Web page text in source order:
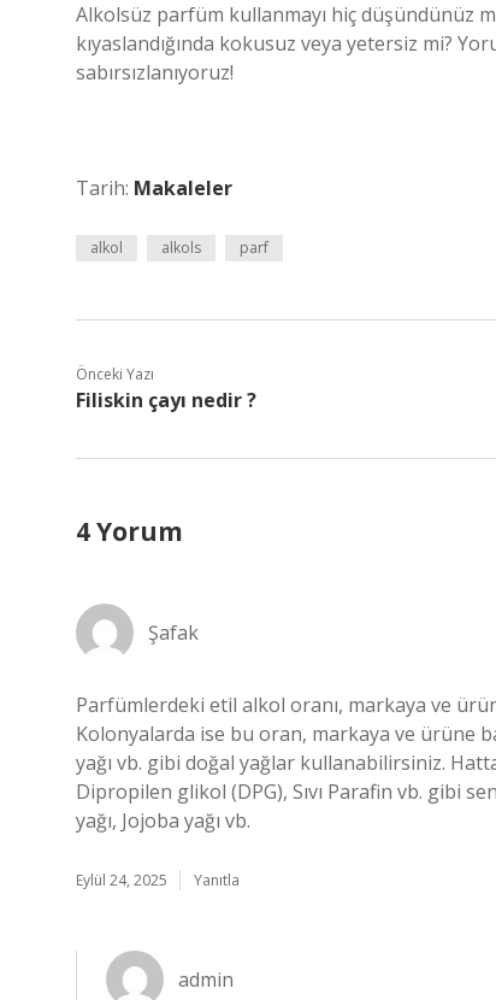
Alkolsüz parfüm kullanmayı hiç düşündünüz
kıyaslandığında kokusuz veya yetersiz mi?
sabırsızlanıyoruz!
Tarih: Makaleler
alkol alkols parf
Önceki Yazı
Filiskin çayı nedir ?
4 Yorum
Şafak
Parfümlerdeki etil alkol oranı, markaya ve
Kolonyalarda ise bu oran, markaya ve ürüne
yağı vb. gibi doğal yağlar kullanabilirsiniz.
Dipropilen glikol (DPG), Sıvı Parafin vb. gibi
yağı, Jojoba yağı vb.
Eylül 24, 2025 Yanıtla
admin